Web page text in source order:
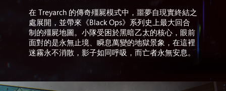
在 Treyarch 的傳奇殭屍模式中，噩夢自現實終結之
處展開，並帶來《Black Ops》系列史上最大回合
制的殭屍地圖。小隊受困於黑暗乙太的核心，眼前
面對的是永無止境、瞬息萬變的地獄景象，在這裡
迷霧永不消散，影子如同呼吸，而亡者永無安息。